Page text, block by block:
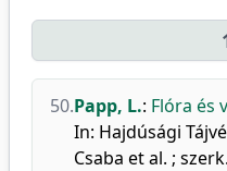
50.Papp, L.: Flóra és
In: Hajdúsági
Csaba et al. ;